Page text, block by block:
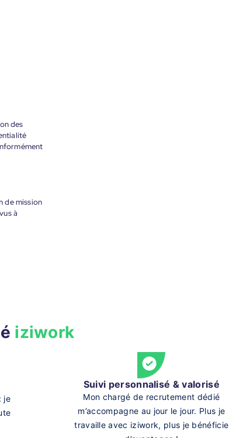
des
de mission
à
iziwork
je
Suivi personnalisé & valorisé
Mon chargé de recrutement dédié
m’accompagne au jour le jour. Plus je
travaille avec iziwork, plus je bénéficie